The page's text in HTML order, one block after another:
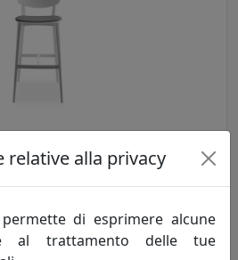
DLL555
549,00 €
relative alla privacy
di esprimere alcune
al trattamento delle tue